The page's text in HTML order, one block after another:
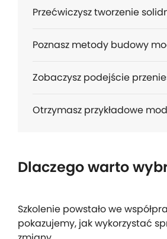
Przećwiczysz tworzenie
Poznasz metody budowy
Zobaczysz podejście
Otrzymasz przykładowe
Dlaczego warto
Szkolenie powstało we
pokazujemy, jak wykorzystać